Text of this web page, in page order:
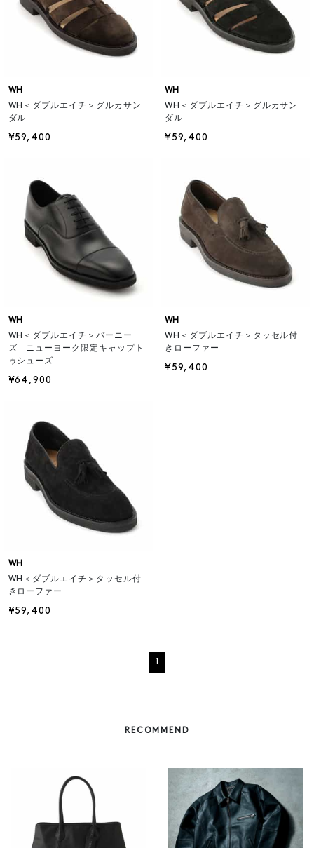
WH
WH＜ダブルエイチ＞グルカサン
ダル
¥59,400
WH
WH＜ダブルエイチ＞グルカサン
ダル
¥59,400
WH
WH＜ダブルエイチ＞バーニー
ズ ニューヨーク限定キャップト
ゥシューズ
¥64,900
WH
WH＜ダブルエイチ＞タッセル付
きローファー
¥59,400
WH
WH＜ダブルエイチ＞タッセル付
きローファー
¥59,400
1
RECOMMEND